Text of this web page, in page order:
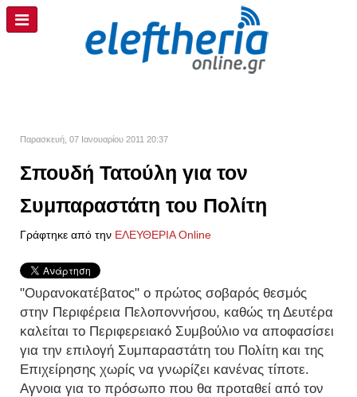
Παρασκευή, 07 Ιανουαρίου 2011 20:37
Σπουδή Τατούλη για τον
Συμπαραστάτη του Πολίτη
Γράφτηκε από την ΕΛΕΥΘΕΡΙΑ Online
"Ουρανοκατέβατος" ο πρώτος σοβαρός θεσμός
στην Περιφέρεια Πελοποννήσου, καθώς τη Δευτέρα
καλείται το Περιφερειακό Συμβούλιο να αποφασίσει
για την επιλογή Συμπαραστάτη του Πολίτη και της
Επιχείρησης χωρίς να γνωρίζει κανένας τίποτε.
Αγνοια για το πρόσωπο που θα προταθεί από τον